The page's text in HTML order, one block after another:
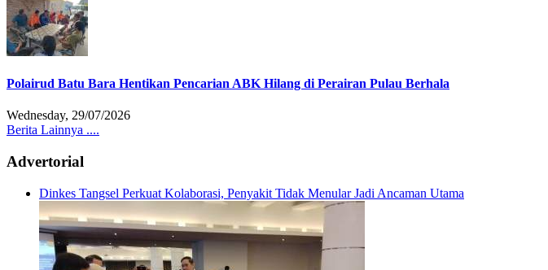
Polairud Batu Bara Hentikan Pencarian ABK Hilang di Perairan Pulau Berhala
Wednesday, 29/07/2026
Berita Lainnya ....
Advertorial
Dinkes Tangsel Perkuat Kolaborasi, Penyakit Tidak Menular Jadi Ancaman Utama